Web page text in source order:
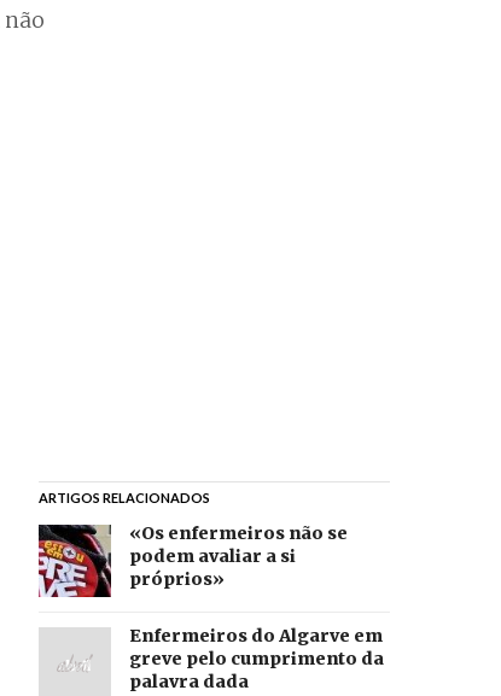
ARTIGOS RELACIONADOS
«Os enfermeiros não se
podem avaliar a si
próprios»
Enfermeiros do Algarve em
greve pelo cumprimento da
palavra dada